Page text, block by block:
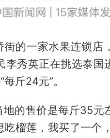
的一家水果连锁店
秀英正在挑选泰国
斤24元”。
的售价是每斤35元
吃榴莲，我买了一个